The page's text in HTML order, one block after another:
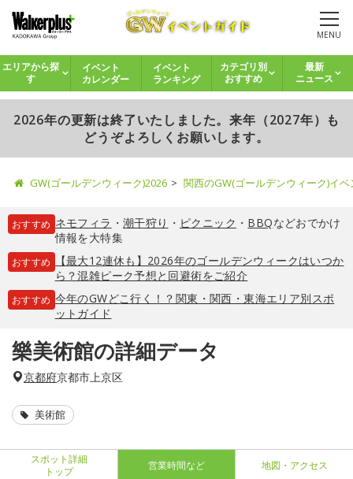
MENU
エリアから探
す
イベント
カレンダー
イベント
ランキング
カテゴリ別
おすすめ
最新
ニュース
2026年の更新は終了いたしました。来年（2027年）も
どうぞよろしくお願いします。
GW(ゴールデンウィーク)2026 関西のGW(ゴールデンウィーク)イ
おすすめ ネモフィラ ・ 潮干狩り ・ ピクニック ・ BBQなどおでかけ
情報を大特集
おすすめ
【最大12連休も】2026年のゴールデンウィークはいつか
ら？混雑ピーク予想と回避術をご紹介
おすすめ 今年のGWどこ行く！？関東・関西・東海エリア別スポ
ットガイド
樂美術館の詳細データ
京都府京都市上京区
美術館
スポット詳細
トップ
営業時間など 地図・アクセス